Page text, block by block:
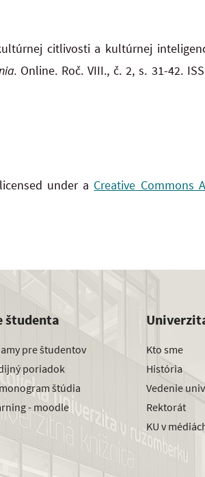
citlivosti a kultúrnej
Online. Roč. VIII., č. 2, s. 31-42.
under a Creative Commons
študenta
pre študentov
poriadok
štúdia
- moodle
Kto sme
História
Vedenie
Rektorát
KU v